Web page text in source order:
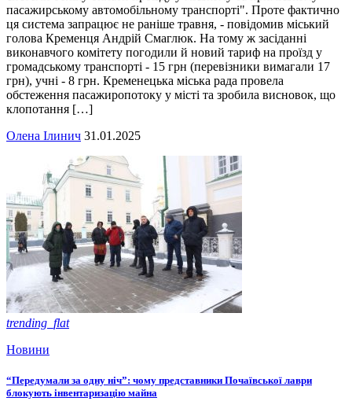
пасажирському автомобільному транспорті". Проте фактично
ця система запрацює не раніше травня, - повідомив міський
голова Кременця Андрій Смаглюк. На тому ж засіданні
виконавчого комітету погодили й новий тариф на проїзд у
громадському транспорті - 15 грн (перевізники вимагали 17
грн), учні - 8 грн. Кременецька міська рада провела
обстеження пасажиропотоку у місті та зробила висновок, що
клопотання […]
Олена Ілинич 31.01.2025
trending_flat
Новини
“Передумали за одну ніч”: чому представники Почаївської лаври
блокують інвентаризацію майна